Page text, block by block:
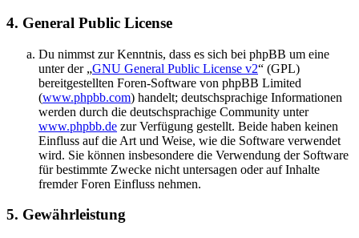
4. General Public License
Du nimmst zur Kenntnis, dass es sich bei phpBB um eine
unter der „GNU General Public License v2“ (GPL)
bereitgestellten Foren-Software von phpBB Limited
(www.phpbb.com) handelt; deutschsprachige Informationen
werden durch die deutschsprachige Community unter
www.phpbb.de zur Verfügung gestellt. Beide haben keinen
Einfluss auf die Art und Weise, wie die Software verwendet
wird. Sie können insbesondere die Verwendung der Software
für bestimmte Zwecke nicht untersagen oder auf Inhalte
fremder Foren Einfluss nehmen.
5. Gewährleistung